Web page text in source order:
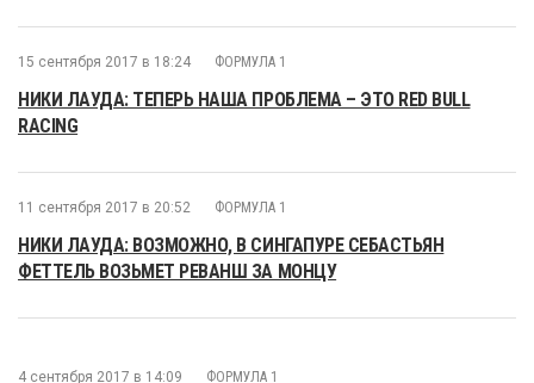
15 сентября 2017 в 18:24 ФОРМУЛА 1
НИКИ ЛАУДА: ТЕПЕРЬ НАША ПРОБЛЕМА – ЭТО RED BULL
RACING
11 сентября 2017 в 20:52 ФОРМУЛА 1
НИКИ ЛАУДА: ВОЗМОЖНО, В СИНГАПУРЕ СЕБАСТЬЯН
ФЕТТЕЛЬ ВОЗЬМЕТ РЕВАНШ ЗА МОНЦУ
4 сентября 2017 в 14:09 ФОРМУЛА 1